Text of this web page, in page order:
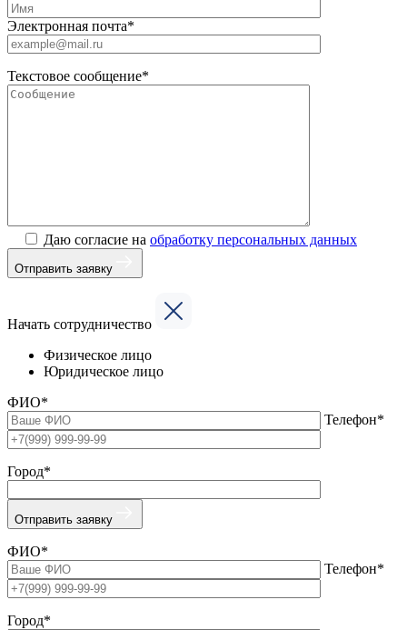
Электронная почта*
Текстовое сообщение*
Даю согласие на обработку персональных данных
Отправить заявку
Начать сотрудничество
Физическое лицо
Юридическое лицо
ФИО*
Телефон*
Город*
Отправить заявку
ФИО*
Телефон*
Город*